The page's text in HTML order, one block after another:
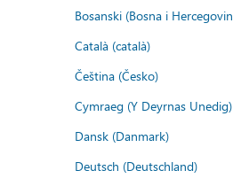
Bosanski (Bosna i
Català (català)
Čeština (Česko)
Cymraeg (Y Deyrnas Unedig)
Dansk (Danmark)
Deutsch (Deutschland)